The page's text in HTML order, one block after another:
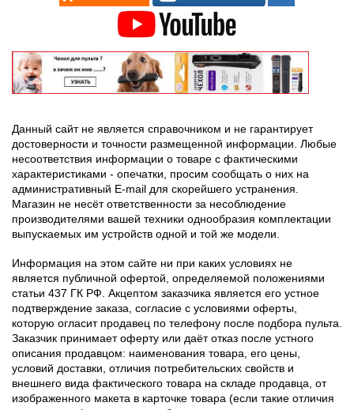
Данный сайт не является справочником и не гарантирует
достоверности и точности размещенной информации. Любые
несоответствия информации о товаре с фактическими
характеристиками - опечатки, просим сообщать о них на
административный E-mail для скорейшего устранения.
Магазин не несёт ответственности за несоблюдение
производителями вашей техники однообразия комплектации
выпускаемых им устройств одной и той же модели.
Информация на этом сайте ни при каких условиях не
является публичной офертой, определяемой положениями
статьи 437 ГК РФ. Акцептом заказчика является его устное
подтверждение заказа, согласие с условиями оферты,
которую огласит продавец по телефону после подбора пульта.
Заказчик принимает оферту или даёт отказ после устного
описания продавцом: наименования товара, его цены,
условий доставки, отличия потребительских свойств и
внешнего вида фактического товара на складе продавца, от
изображенного макета в карточке товара (если такие отличия